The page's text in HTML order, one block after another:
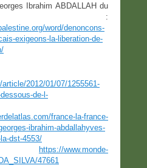
Ibrahim ABDALLAH du
2012 :
word/denoncons-
exigeons-la-liberation-de-
2012/01/07/1255561-
de-l-
france-la-france-
ibrahim-abdallahyves-
dst-4553/
https://www.monde-
47661